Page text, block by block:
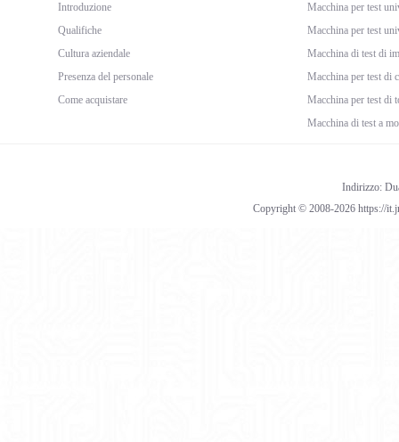
Introduzione
Qualifiche
Cultura aziendale
Presenza del personale
Come acquistare
Macchina per test
Macchina per test
Macchina di test di
Macchina per test di
Macchina per test di
Macchina di test a
Indirizzo:
Copyright © 2008-2026 https://